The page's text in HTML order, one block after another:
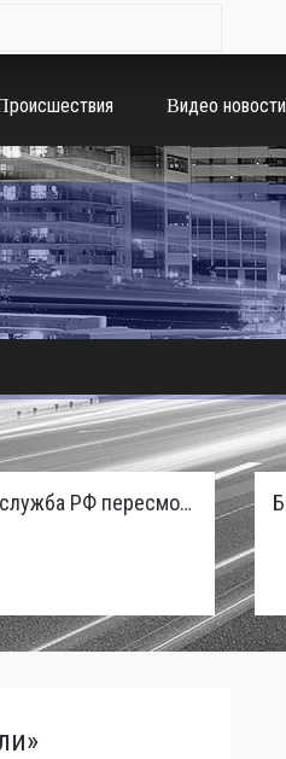
Происшествия Видео новости
Таможенная служба РФ пересмотрела правила ввоза машин из ЕАЭС и начисляет пени покупателям